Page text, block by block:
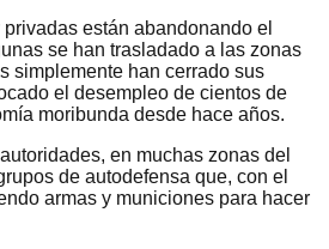
están abandonando el
se han trasladado a las zonas
simplemente han cerrado sus
el desempleo de cientos de
moribunda desde hace años.
en muchas zonas del
de autodefensa que, con el
armas y municiones para hacer